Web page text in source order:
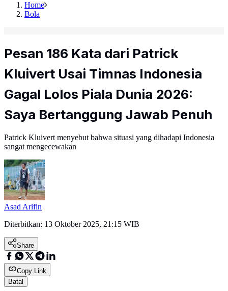
Home
Bola
Pesan 186 Kata dari Patrick
Kluivert Usai Timnas Indonesia
Gagal Lolos Piala Dunia 2026:
Saya Bertanggung Jawab Penuh
Patrick Kluivert menyebut bahwa situasi yang dihadapi Indonesia
sangat mengecewakan
Asad Arifin
Diterbitkan: 13 Oktober 2025, 21:15 WIB
Share
Copy Link
Batal